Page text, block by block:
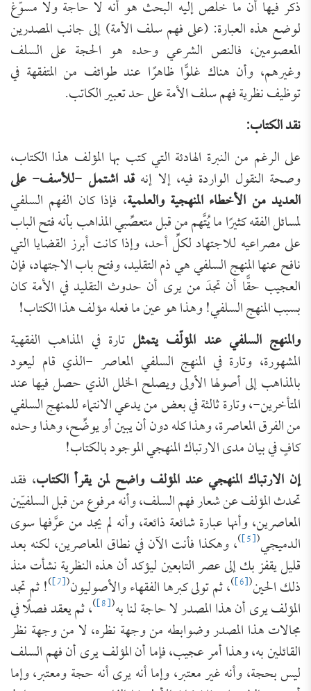
ذكر فيها أن ما خلص إليه البحث هو أنه لا حاجة ولا مسوّغ
لوضع هذه العبارة: (على فهم سلف الأمة) إلى جانب المصدرين
المعصومين، فالنص الشرعي وحده هو الحجة على السلف
وغيرهم، وأن هناك غلوًّا ظاهرًا عند طوائف من المتفقهة في
توظيف نظرية فهم سلف الأمة على حد تعبير الكاتب.
نقد الكتاب:
على الرغم من النبرة الهادئة التي كتب بها المؤلف هذا الكتاب،
وصحة النقول الواردة فيه، إلا إنهقد اشتمل -للأسف- على
العديد من الأخطاء المنهجية والعلمية، فإذا كان الفهم السلفي
لمسائل الفقه كثيرًا ما يُتَّهم من قبل متعصِّبي المذاهب بأنه فتح الباب
على مصراعيه للاجتهاد لكلِّ أحد، وإذا كانت أبرز القضايا التي
نافح عنها المنهج السلفي هي ذم التقليد، وفتح باب الاجتهاد، فإن
العجيب حقًّا أن تجدَ من يرى أن حدوث التقليد في الأمة كان
بسبب المنهج السلفي! وهذا هو عين ما فعله مؤلف هذا الكتاب!
والمنهج السلفي عند المؤلّف يتمثل تارة في المذاهب الفقهية
المشهورة، وتارة في المنهج السلفي المعاصر -الذي قام ليعود
بالمذاهب إلى أصولها الأولى ويصلح الخلل الذي حصل فيها عند
المتأخرين-، وتارة ثالثة في بعض من يدعي الانتماء للمنهج السلفي
من الفرق المعاصرة، وهذا كله دون أن يبين أو يوضِّح، وهذا وحده
كافٍ في بيان مدى الارتباك المنهجي الموجود بالكتاب!
إن الارتباك المنهجي عند المؤلف واضح لمن يقرأ الكتاب، فقد
تحدث المؤلف عن شعار فهم السلف، وأنه مرفوع من قبل السلفيّين
المعاصرين، وأنها عبارة شائعة ذائعة، وأنه لم يجد من عرَّفها سوى
الدميجي(
[5]
)، وهكذا فأنت الآن في نطاق المعاصرين، لكنه بعد
قليل يقفز بك إلى عصر التابعين ليؤكد أن هذه النظرية نشأت منذ
ذلك الحين(
[6]
)، ثم تولى كبرها الفقهاء والأصوليون(
[7]
)! ثم تجد
المؤلف يرى أن هذا المصدر لا حاجة لنا به(
[8]
)، ثم يعقد فصلًا في
مجالات هذا المصدر وضوابطه من وجهة نظره، لا من وجهة نظر
القائلين به، وهذا أمر عجيب، فإما أن المؤلف يرى أن فهم السلف
ليس بحجة، وأنه غير معتبر، وإما أنه يرى أنه حجة ومعتبر، وإما